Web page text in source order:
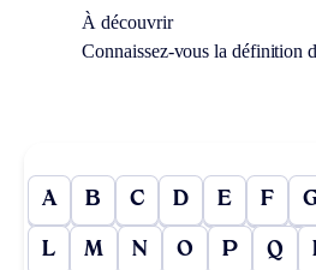
À découvrir
Connaissez-vous la définition
A B C D E F
L M N O P Q